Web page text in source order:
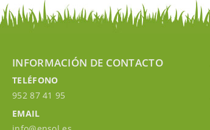
INFORMACIÓN DE CONTACTO
TELÉFONO
952 87 41 95
EMAIL